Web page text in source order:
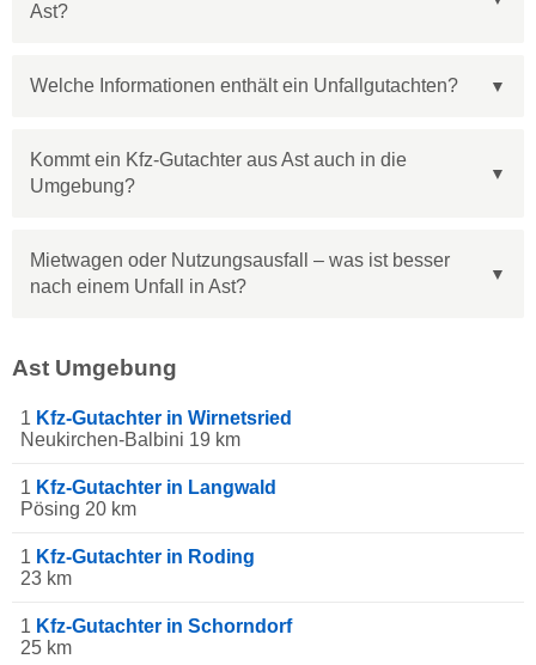
Ast?
Welche Informationen enthält ein Unfallgutachten?
Kommt ein Kfz-Gutachter aus Ast auch in die
Umgebung?
Mietwagen oder Nutzungsausfall – was ist besser
nach einem Unfall in Ast?
Ast Umgebung
1 Kfz-Gutachter in Wirnetsried
Neukirchen-Balbini 19 km
1 Kfz-Gutachter in Langwald
Pösing 20 km
1 Kfz-Gutachter in Roding
23 km
1 Kfz-Gutachter in Schorndorf
25 km